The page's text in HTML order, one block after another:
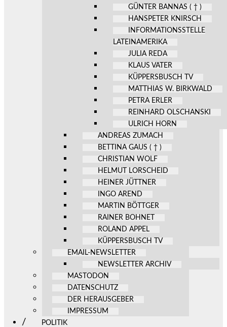
GÜNTER BANNAS ( † )
HANSPETER KNIRSCH
INFORMATIONSSTELLE
LATEINAMERIKA
JULIA REDA
KLAUS VATER
KÜPPERSBUSCH TV
MATTHIAS W. BIRKWALD
PETRA ERLER
REINHARD OLSCHANSKI
ULRICH HORN
ANDREAS ZUMACH
BETTINA GAUS ( † )
CHRISTIAN WOLF
HELMUT LORSCHEID
HEINER JÜTTNER
INGO AREND
MARTIN BÖTTGER
RAINER BOHNET
ROLAND APPEL
KÜPPERSBUSCH TV
EMAIL-NEWSLETTER
NEWSLETTER ARCHIV
MASTODON
DATENSCHUTZ
DER HERAUSGEBER
IMPRESSUM
POLITIK